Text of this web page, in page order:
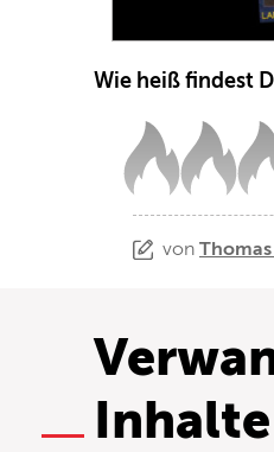
Wie heiß findest
von
Inhalte